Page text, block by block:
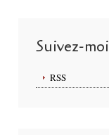
Suivez-moi
RSS